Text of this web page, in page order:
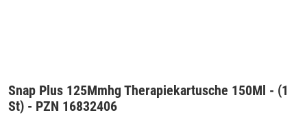
Snap Plus 125Mmhg Therapiekartusche 150Ml - (1
St) - PZN 16832406